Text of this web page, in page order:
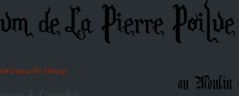
de La Pierre Poilue
d'achat (Fr Métrop)
au Moulin